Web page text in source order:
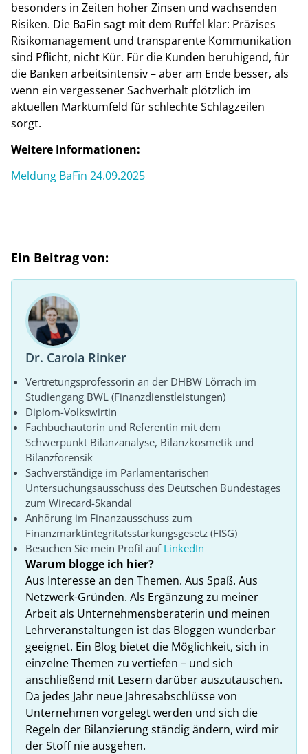
besonders in Zeiten hoher Zinsen und wachsenden
Risiken. Die BaFin sagt mit dem Rüffel klar: Präzises
Risikomanagement und transparente Kommunikation
sind Pflicht, nicht Kür. Für die Kunden beruhigend, für
die Banken arbeitsintensiv – aber am Ende besser, als
wenn ein vergessener Sachverhalt plötzlich im
aktuellen Marktumfeld für schlechte Schlagzeilen
sorgt.
Weitere Informationen:
Meldung BaFin 24.09.2025
Ein Beitrag von:
Dr. Carola Rinker
Vertretungsprofessorin an der DHBW Lörrach im
Studiengang BWL (Finanzdienstleistungen)
Diplom-Volkswirtin
Fachbuchautorin und Referentin mit dem
Schwerpunkt Bilanzanalyse, Bilanzkosmetik und
Bilanzforensik
Sachverständige im Parlamentarischen
Untersuchungsausschuss des Deutschen Bundestages
zum Wirecard-Skandal
Anhörung im Finanzausschuss zum
Finanzmarktintegritätsstärkungsgesetz (FISG)
Besuchen Sie mein Profil auf LinkedIn
Warum blogge ich hier?
Aus Interesse an den Themen. Aus Spaß. Aus
Netzwerk-Gründen. Als Ergänzung zu meiner
Arbeit als Unternehmensberaterin und meinen
Lehrveranstaltungen ist das Bloggen wunderbar
geeignet. Ein Blog bietet die Möglichkeit, sich in
einzelne Themen zu vertiefen – und sich
anschließend mit Lesern darüber auszutauschen.
Da jedes Jahr neue Jahresabschlüsse von
Unternehmen vorgelegt werden und sich die
Regeln der Bilanzierung ständig ändern, wird mir
der Stoff nie ausgehen.